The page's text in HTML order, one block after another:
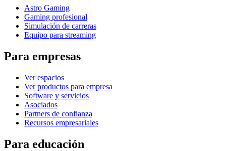
Astro Gaming
Gaming profesional
Simulación de carreras
Equipo para streaming
Para empresas
Ver espacios
Ver productos para empresa
Software y servicios
Asociados
Partners de confianza
Recursos empresariales
Para educación